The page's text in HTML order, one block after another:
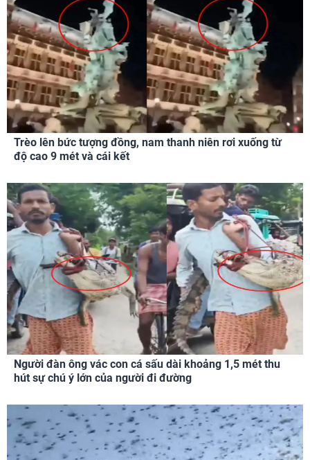
Trèo lên bức tượng đồng, nam thanh niên rơi xuống từ
độ cao 9 mét và cái kết
Người đàn ông vác con cá sấu dài khoảng 1,5 mét thu
hút sự chú ý lớn của người đi đường